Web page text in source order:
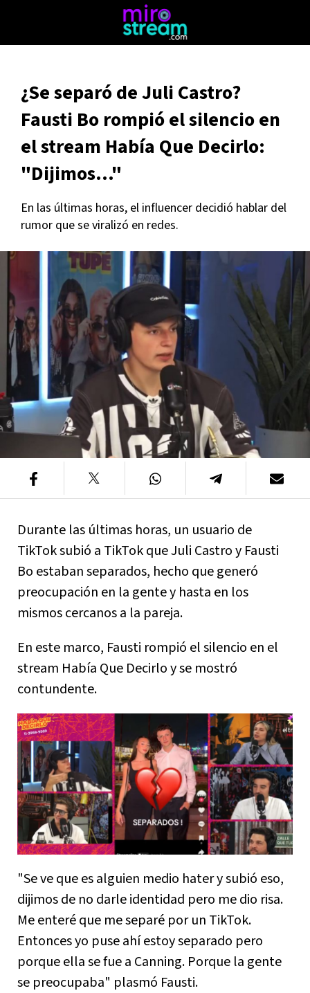
¿Se separó de Juli Castro?
Fausti Bo rompió el silencio en
el stream Había Que Decirlo:
"Dijimos..."
En las últimas horas, el influencer decidió hablar del
rumor que se viralizó en redes.
Durante las últimas horas, un usuario de
TikTok subió a TikTok que Juli Castro y Fausti
Bo estaban separados, hecho que generó
preocupación en la gente y hasta en los
mismos cercanos a la pareja.
En este marco, Fausti rompió el silencio en el
stream Había Que Decirlo y se mostró
contundente.
"Se ve que es alguien medio hater y subió eso,
dijimos de no darle identidad pero me dio risa.
Me enteré que me separé por un TikTok.
Entonces yo puse ahí estoy separado pero
porque ella se fue a Canning. Porque la gente
se preocupaba" plasmó Fausti.